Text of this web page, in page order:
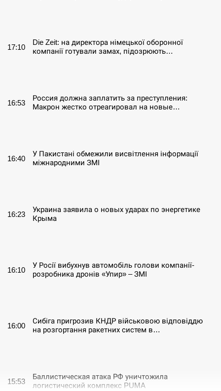
17:10
Die Zeit: на директора німецької оборонної
компанії готували замах, підозрюють…
16:53
Россия должна заплатить за преступления:
Макрон жестко отреагировал на новые…
16:40
У Пакистані обмежили висвітлення інформації
міжнародними ЗМІ
16:23
Украина заявила о новых ударах по энергетике
Крыма
16:10
У Росії вибухнув автомобіль голови компанії-
розробника дронів «Упир» – ЗМІ
16:00
Сибіга пригрозив КНДР військовою відповіддю
на розгортання ракетних систем в…
15:53
Баллистическая атака РФ уничтожила
логистический комплекс PUMA